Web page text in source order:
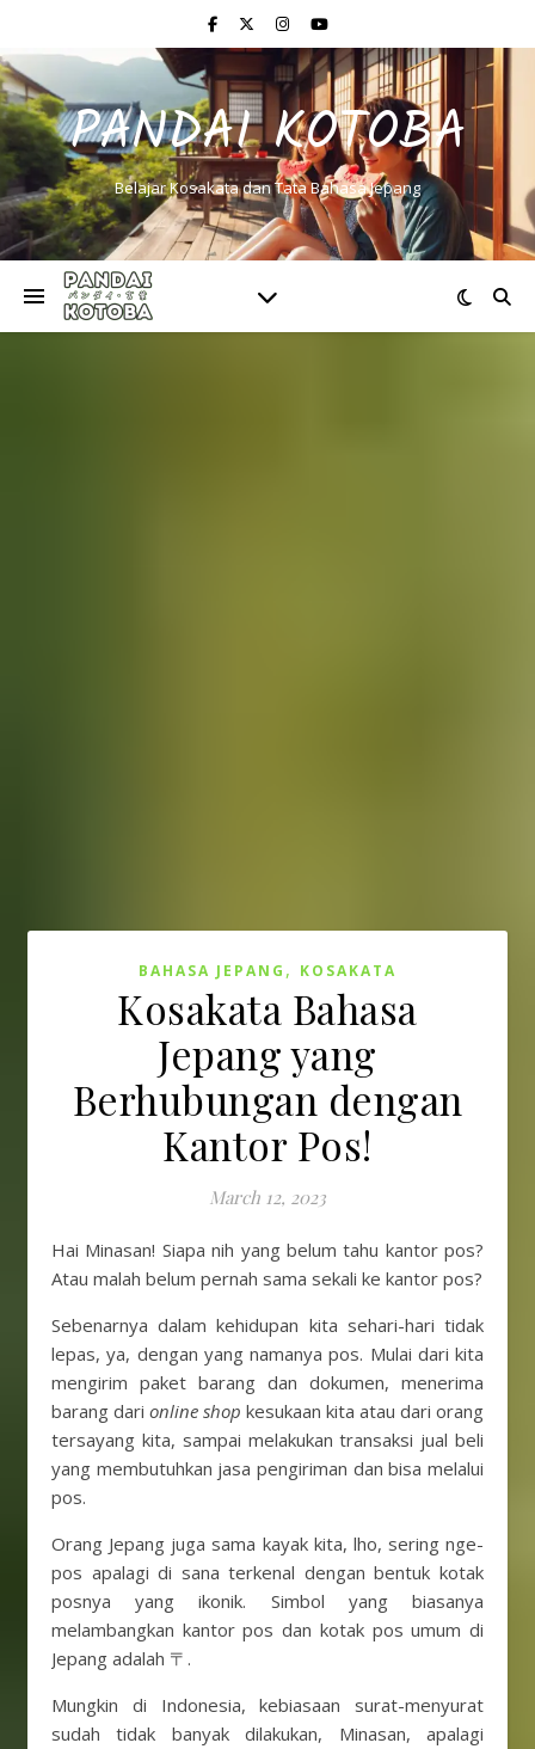
PANDAI KOTOBA
Belajar Kosakata dan Tata Bahasa Jepang
BAHASA JEPANG , KOSAKATA
Kosakata Bahasa
Jepang yang
Berhubungan dengan
Kantor Pos!
March 12, 2023
Hai Minasan! Siapa nih yang belum tahu kantor pos?
Atau malah belum pernah sama sekali ke kantor pos?
Sebenarnya dalam kehidupan kita sehari-hari tidak
lepas, ya, dengan yang namanya pos. Mulai dari kita
mengirim paket barang dan dokumen, menerima
barang dari online shop kesukaan kita atau dari orang
tersayang kita, sampai melakukan transaksi jual beli
yang membutuhkan jasa pengiriman dan bisa melalui
pos.
Orang Jepang juga sama kayak kita, lho, sering nge-
pos apalagi di sana terkenal dengan bentuk kotak
posnya yang ikonik. Simbol yang biasanya
melambangkan kantor pos dan kotak pos umum di
Jepang adalah 〒.
Mungkin di Indonesia, kebiasaan surat-menyurat
sudah tidak banyak dilakukan, Minasan, apalagi